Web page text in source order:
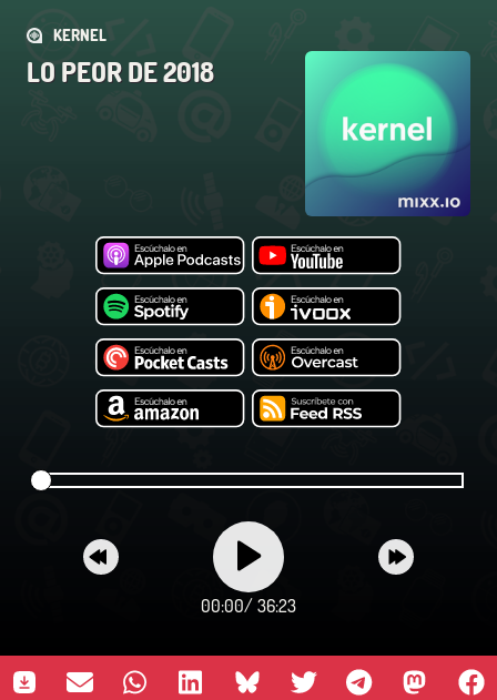
KERNEL
LO PEOR DE 2018
00:00/ 36:23